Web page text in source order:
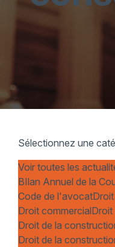
Sélectionnez une
Voir toutes les
BIlan Annuel de la
Code de l'avocat
Droit commercialDroit
Droit de la
Droit de la